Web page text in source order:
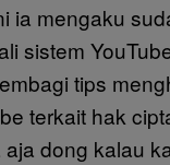
ia mengaku
sistem
tips
terkait hak
aja dong kalau